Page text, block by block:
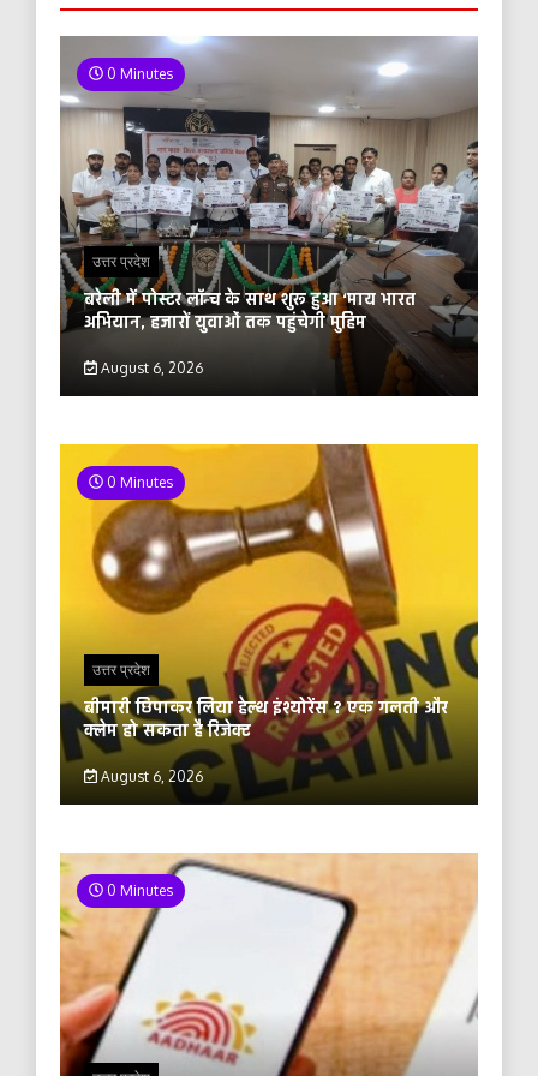
0 Minutes
उत्तर प्रदेश
बरेली में पोस्टर लॉन्च के साथ शुरू हुआ ‘माय भारत
अभियान, हजारों युवाओं तक पहुंचेगी मुहिम
August 6, 2026
0 Minutes
उत्तर प्रदेश
बीमारी छिपाकर लिया हेल्थ इंश्योरेंस ? एक गलती और
क्लेम हो सकता है रिजेक्ट
August 6, 2026
0 Minutes